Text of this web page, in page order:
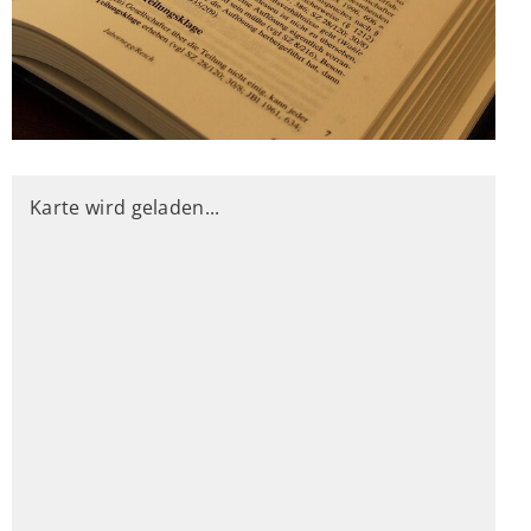
Karte wird geladen...